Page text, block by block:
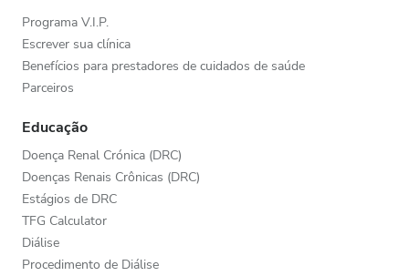
Programa V.I.P.
Escrever sua clínica
Benefícios para prestadores de cuidados de saúde
Parceiros
Educação
Doença Renal Crónica (DRC)
Doenças Renais Crônicas (DRC)
Estágios de DRC
TFG Calculator
Diálise
Procedimento de Diálise